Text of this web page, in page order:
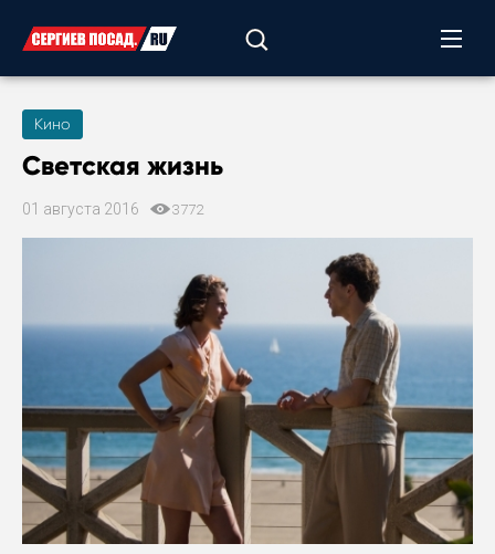
Кино
Светская жизнь
01 августа 2016 3772